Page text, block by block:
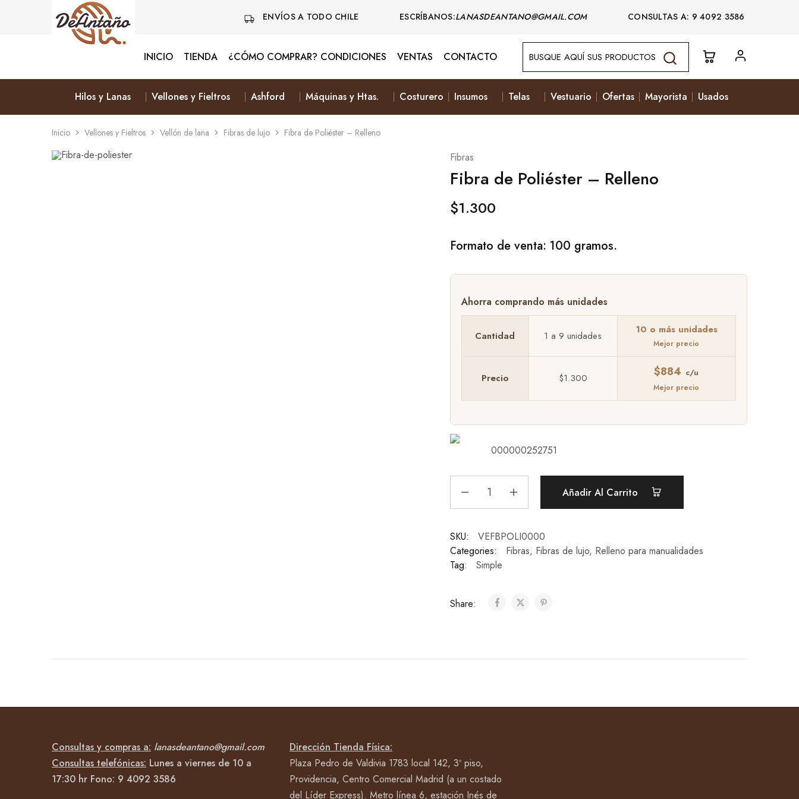
ENVÍOS A TODO CHILE ESCRÍBANOS:LANASDEANTANO@GMAIL.COM CONSULTAS A: 9 4092 3586
Antaño
&
INICIO TIENDA ¿CÓMO COMPRAR? CONDICIONES VENTAS CONTACTO
Hilos y Lanas Vellones y Fieltros Ashford Máquinas y Htas. Costurero Insumos Telas Vestuario Ofertas Mayorista Usados
Inicio Vellones y Fieltros Vellón de lana Fibras de lujo Fibra de Poliéster – Relleno
Fibras
Fibra de Poliéster – Relleno
$1.300
Formato de venta: 100 gramos.
Cantidad 1 a 9 unidades 10 o más unidades
Precio $1.300 $884
000000252751
Añadir Al Carrito
SKU:
VEFBPOLI0000
Categories:
Fibras, Fibras de lujo, Relleno para manualidades
Tag:
Simple
Share:
Consultas y compras a: lanasdeantano@gmail.com
Consultas telefónicas: Lunes a viernes de 10 a
17:30 hr Fono: 9 4092 3586
Dirección Tienda Física:
Plaza Pedro de Valdivia 1783 local 142, 3º piso,
Providencia, Centro Comercial Madrid (a un costado
del Líder Express). Metro línea 6, estación Inés de